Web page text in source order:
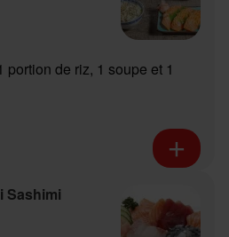
portion de riz, 1 soupe et 1
Sashimi